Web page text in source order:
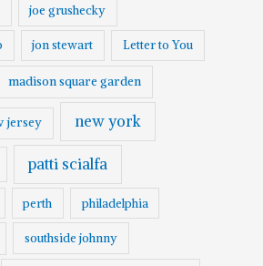
joe grushecky
jon stewart Letter to You
madison square garden
jersey new york
patti scialfa
perth philadelphia
southside johnny